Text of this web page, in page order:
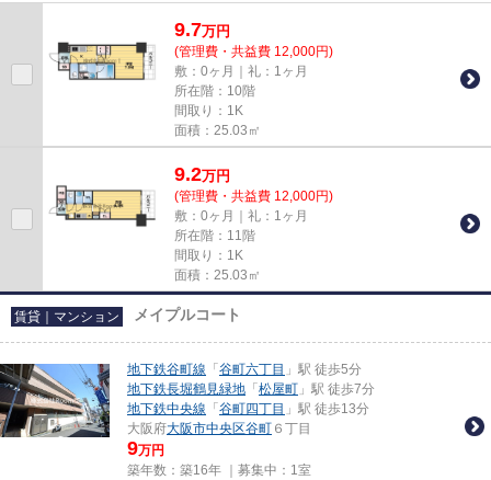
9.7万円
(管理費・共益費 12,000円)
敷：0ヶ月｜礼：1ヶ月
所在階：10階
間取り：1K
面積：25.03㎡
9.2万円
(管理費・共益費 12,000円)
敷：0ヶ月｜礼：1ヶ月
所在階：11階
間取り：1K
面積：25.03㎡
賃貸｜マンション メイプルコート
地下鉄谷町線 「 谷町六丁目 」駅 徒歩5分
地下鉄長堀鶴見緑地 「 松屋町 」駅 徒歩7分
地下鉄中央線 「 谷町四丁目 」駅 徒歩13分
大阪府大阪市中央区谷町 ６丁目
9万円
築年数：築16年 ｜募集中： 1室